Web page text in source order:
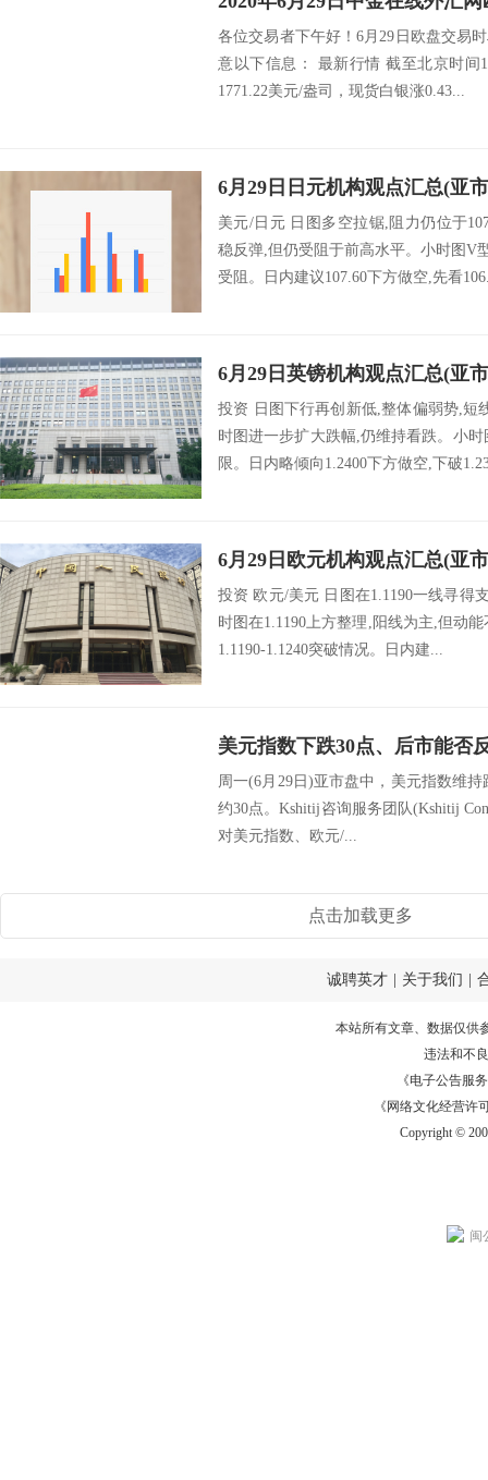
各位交易者下午好！6月29日欧盘交易
意以下信息： 最新行情 截至北京时间
1771.22美元/盎司，现货白银涨0.43...
6月29日日元机构观点汇总(亚
美元/日元 日图多空拉锯,阻力仍位于
稳反弹,但仍受阻于前高水平。小时图V
受阻。日内建议107.60下方做空,先看
6月29日英镑机构观点汇总(亚
投资 日图下行再创新低,整体偏弱势,短
时图进一步扩大跌幅,仍维持看跌。小
限。日内略倾向1.2400下方做空,下破
6月29日欧元机构观点汇总(亚
投资 欧元/美元 日图在1.1190一线寻得
时图在1.1190上方整理,阳线为主,但动
1.1190-1.1240突破情况。日内建...
周一(6月29日)亚市盘中，美元指数维
约30点。Kshitij咨询服务团队(Kshitij
对美元指数、欧元/...
点击加载更多
诚聘英才 关于我们
本站所有文章、数据仅供
违法和不
《电子公告服务
《网络文化经营许
Copyright ©
闽